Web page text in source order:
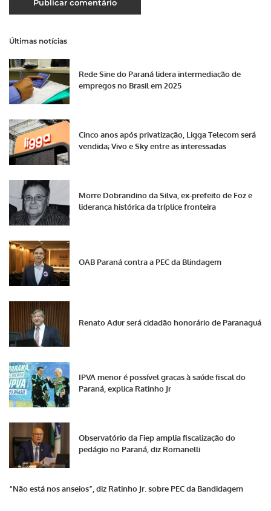
Últimas notícias
Rede Sine do Paraná lidera intermediação de
empregos no Brasil em 2025
Cinco anos após privatização, Ligga Telecom será
vendida; Vivo e Sky entre as interessadas
Morre Dobrandino da Silva, ex-prefeito de Foz e
liderança histórica da tríplice fronteira
OAB Paraná contra a PEC da Blindagem
Renato Adur será cidadão honorário de Paranaguá
IPVA menor é possível graças à saúde fiscal do
Paraná, explica Ratinho Jr
Observatório da Fiep amplia fiscalização do
pedágio no Paraná, diz Romanelli
“Não está nos anseios”, diz Ratinho Jr. sobre PEC da Bandidagem